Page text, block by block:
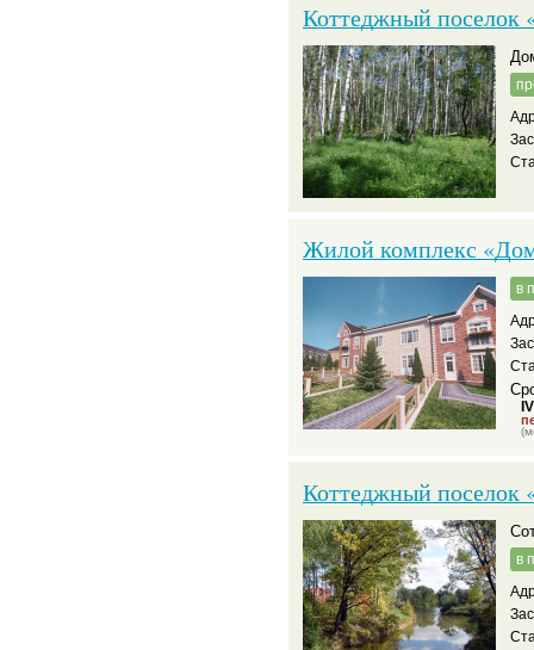
Коттеджный поселок
Жилой комплекс
в
Коттеджный поселок
в